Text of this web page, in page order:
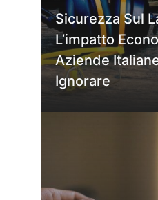
Sicurezza Sul
L’impatto
Aziende
Ignorare